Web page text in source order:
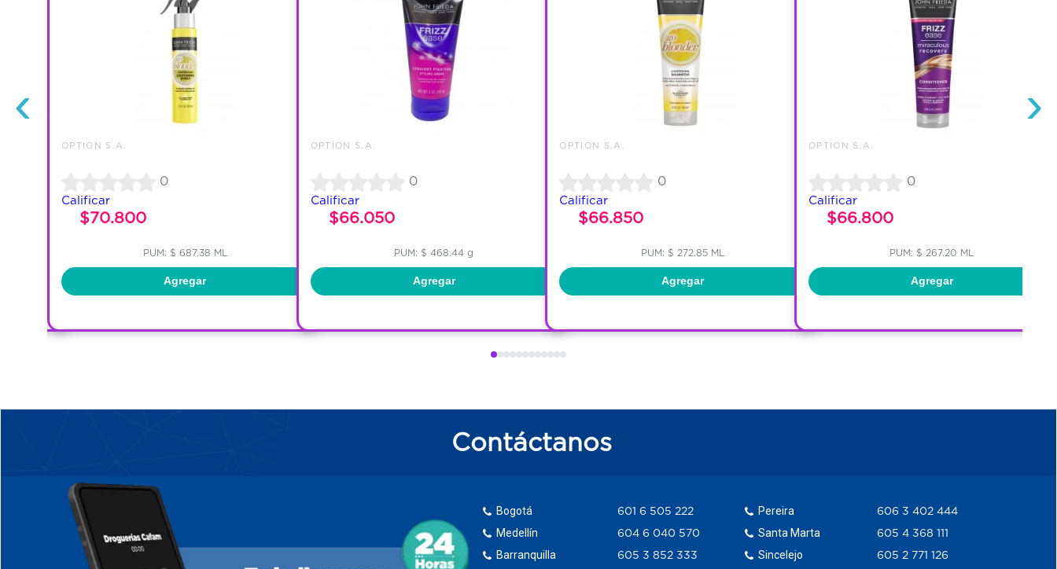
‹
OPTION S.A.
0
Calificar
$70.800
PUM: $ 687.38 ML
Agregar
OPTION S.A.
0
Calificar
$66.050
PUM: $ 468.44 g
Agregar
OPTION S.A.
0
Calificar
$66.850
PUM: $ 272.85 ML
Agregar
OPTION S.A.
0
Calificar
$66.800
PUM: $ 267.20 ML
Agregar
›
Contáctanos
Bogotá
Medellín
Barranquilla
601 6 505 222
604 6 040 570
605 3 852 333
Pereira
Santa Marta
Sincelejo
606 3 402 444
605 4 368 111
605 2 771 126